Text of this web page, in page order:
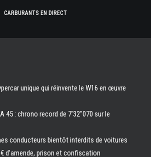
CARBURANTS EN DIRECT
unique qui réinvente le W16 en œuvre
45 : chrono record de 7’32″070 sur le
conducteurs bientôt interdits de voitures
d’amende, prison et confiscation